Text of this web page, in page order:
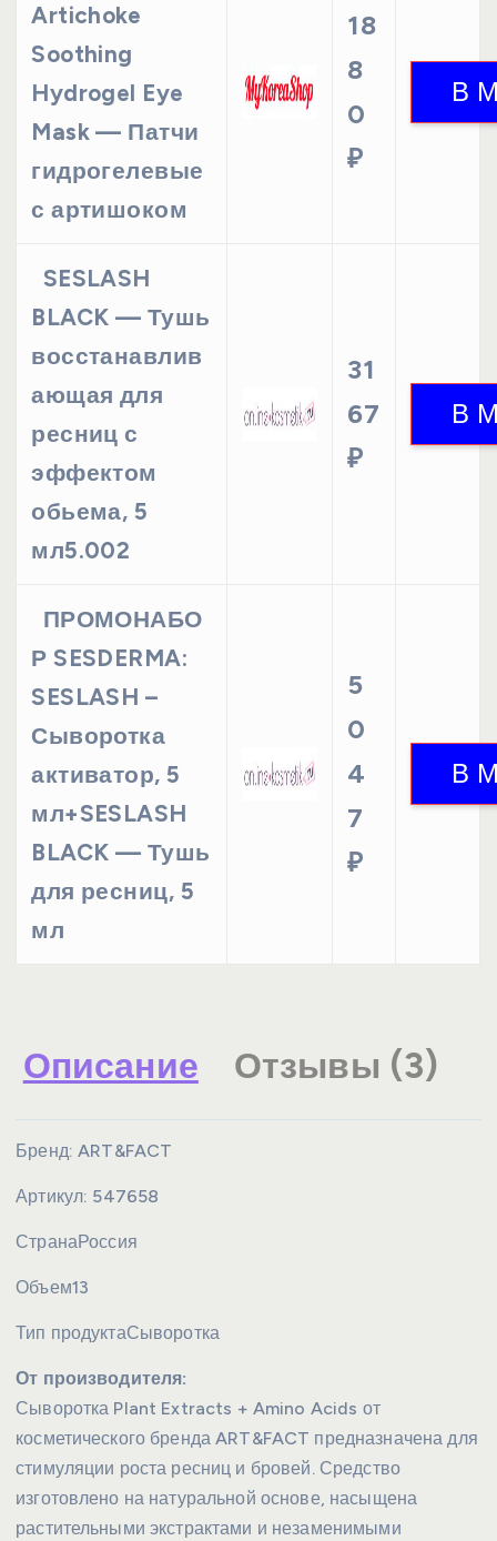
Artichoke
Soothing
Hydrogel Eye
Mask — Патчи
гидрогелевые
с артишоком
18
8
0
₽
SESLASH
BLACK — Тушь
восстанавлив
ающая для
ресниц с
эффектом
обьема, 5
мл5.002
31
67
₽
ПРОМОНАБО
Р SESDERMA:
SESLASH –
Сыворотка
активатор, 5
мл+SESLASH
BLACK — Тушь
для ресниц, 5
мл
5
0
4
7
₽
Описание Отзывы (3)
Бренд:ART&FACT
Артикул: 547658
СтранаРоссия
Объем13
Тип продуктаСыворотка
От производителя:
Сыворотка Plant Extracts + Amino Acids от
косметического бренда ART&FACT предназначена для
стимуляции роста ресниц и бровей. Средство
изготовлено на натуральной основе, насыщена
растительными экстрактами и незаменимыми